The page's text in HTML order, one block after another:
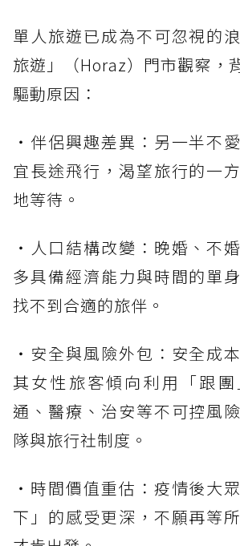
單人旅遊已成為不可忽視的
旅遊」（Horaz）門市觀察，
驅動原因：
・伴侶興趣差異：另一半不
宜長途飛行，渴望旅行的一
地等待。
・人口結構改變：晚婚、不
多具備經濟能力與時間的單
找不到合適的旅伴。
・安全與風險外包：安全成
其女性旅客傾向利用「跟
通、醫療、治安等不可控風
隊與旅行社制度。
・時間價值重估：疫情後大
下」的感受更深，不願再等